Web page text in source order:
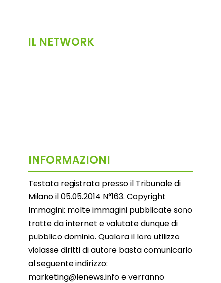
IL NETWORK
INFORMAZIONI
Testata registrata presso il Tribunale di
Milano il 05.05.2014 N°163. Copyright
Immagini: molte immagini pubblicate sono
tratte da internet e valutate dunque di
pubblico dominio. Qualora il loro utilizzo
violasse diritti di autore basta comunicarlo
al seguente indirizzo:
marketing@lenews.info e verranno